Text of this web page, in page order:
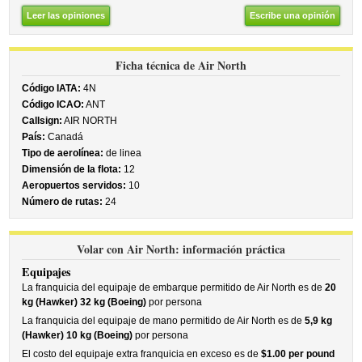
Leer las opiniones Escribe una opinión
Ficha técnica de Air North
Código IATA: 4N
Código ICAO: ANT
Callsign: AIR NORTH
País: Canadá
Tipo de aerolínea: de linea
Dimensión de la flota: 12
Aeropuertos servidos: 10
Número de rutas: 24
Volar con Air North: información práctica
Equipajes
La franquicia del equipaje de embarque permitido de Air North es de20
kg (Hawker) 32 kg (Boeing) por persona
La franquicia del equipaje de mano permitido de Air North es de5,9 kg
(Hawker) 10 kg (Boeing) por persona
El costo del equipaje extra franquicia en exceso es de$1.00 per pound